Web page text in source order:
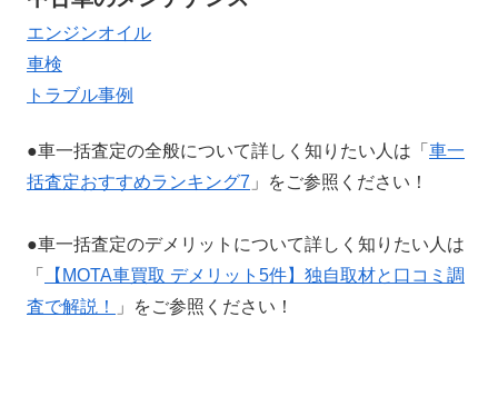
エンジンオイル
車検
トラブル事例
●車一括査定の全般について詳しく知りたい人は「 車一
括査定おすすめランキング7 」をご参照ください！
●車一括査定のデメリットについて詳しく知りたい人は
「
【MOTA車買取 デメリット5件】独自取材と口コミ調
査で解説！
」をご参照ください！